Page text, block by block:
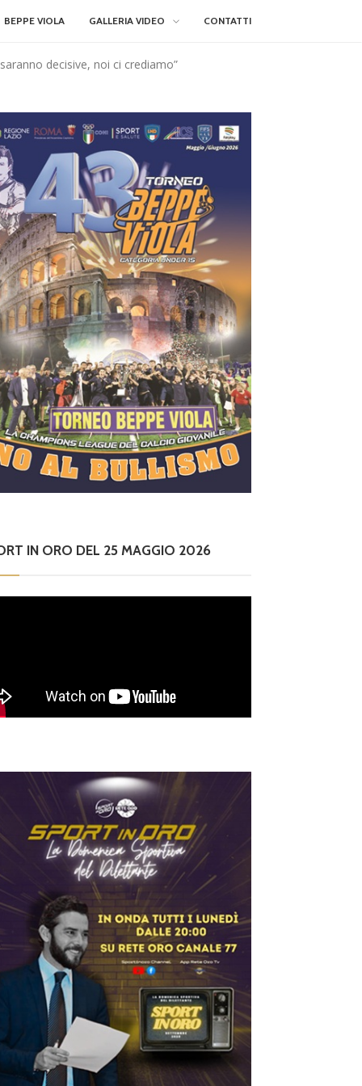
BEPPE VIOLA GALLERIA VIDEO CONTATTI
decisive, noi ci crediamo”
IN ORO DEL 25 MAGGIO 2026